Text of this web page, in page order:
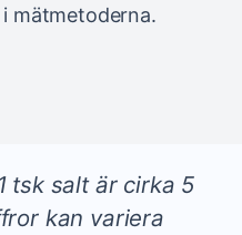
mätmetoderna.
tsk salt är cirka 5
kan variera